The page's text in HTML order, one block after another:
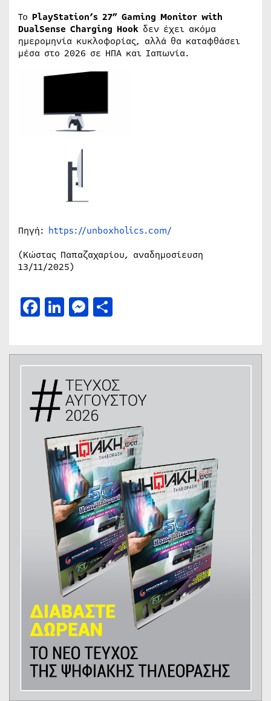
Το PlayStation’s 27” Gaming Monitor with
DualSense Charging Hook δεν έχει ακόμα
ημερομηνία κυκλοφορίας, αλλά θα καταφθάσει
μέσα στο 2026 σε ΗΠΑ και Ιαπωνία.
Πηγή: https://unboxholics.com/
(Κώστας Παπαζαχαρίου, αναδημοσίευση
13/11/2025)
Facebook
LinkedIn
Messenger